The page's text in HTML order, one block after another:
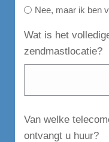
Nee, maar ik ben
Wat is het
zendmastlocatie?
Van welke
ontvangt u huur?